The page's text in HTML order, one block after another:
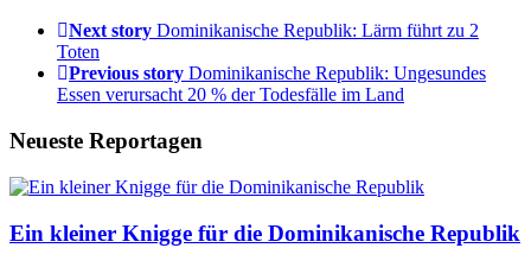
Next story Dominikanische Republik: Lärm führt zu 2
Toten
Previous story Dominikanische Republik: Ungesundes
Essen verursacht 20 % der Todesfälle im Land
Neueste Reportagen
Ein kleiner Knigge für die Dominikanische Republik